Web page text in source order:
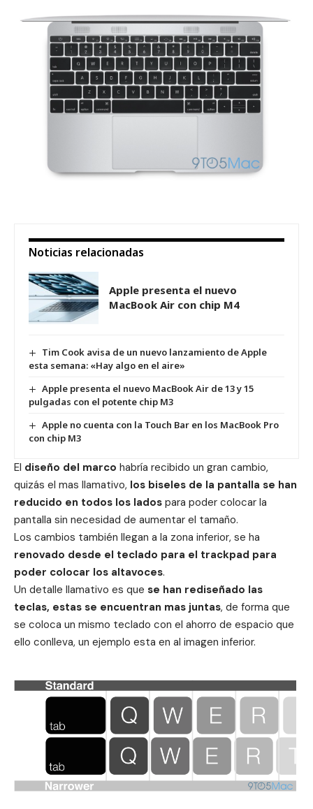
Noticias relacionadas
Apple presenta el nuevo
MacBook Air con chip M4
Tim Cook avisa de un nuevo lanzamiento de Apple
esta semana: «Hay algo en el aire»
Apple presenta el nuevo MacBook Air de 13 y 15
pulgadas con el potente chip M3
Apple no cuenta con la Touch Bar en los MacBook Pro
con chip M3
El diseño del marco habría recibido un gran cambio,
quizás el mas llamativo, los biseles de la pantalla se han
reducido en todos los lados para poder colocar la
pantalla sin necesidad de aumentar el tamaño.
Los cambios también llegan a la zona inferior, se ha
renovado desde el teclado para el trackpad para
poder colocar los altavoces.
Un detalle llamativo es que se han rediseñado las
teclas, estas se encuentran mas juntas, de forma que
se coloca un mismo teclado con el ahorro de espacio que
ello conlleva, un ejemplo esta en al imagen inferior.